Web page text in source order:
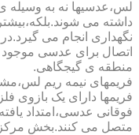
لس،عدسیها نه به وسیله
داشته می
نگهداری انجام می
اتصال برای عدسی
منطقه ی گیجگاهی.
فریمهای نیمه ریم
فریمها دارای یک بازوی
متصل می کنند.بخش